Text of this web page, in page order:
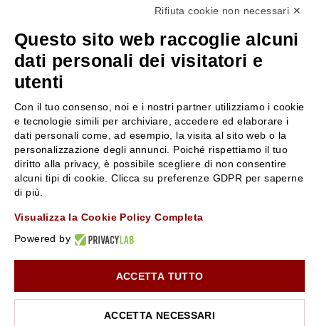
servizioclienti@rossiprofumi.it
SERVIZIO CLIENTI
Resi e rimborsi
Pagamenti
Spedizione
Condizioni generali di vendita
Privacy Policy
Chi siamo
Contattaci
Negozi
Attiva la Rossi Card
Lavora con noi
10% di Sconto sul primo ordine!*
Iscriviti alla newsletter e rimani aggiornato con le novità e
le promozioni Rossi Profumi.
*Il Buono non si applica su Articoli in Promozione
Rifiuta cookie non necessari ✕
Questo sito web raccoglie alcuni
dati personali dei visitatori e
utenti
Con il tuo consenso, noi e i nostri partner utilizziamo i cookie
e tecnologie simili per archiviare, accedere ed elaborare i
dati personali come, ad esempio, la visita al sito web o la
personalizzazione degli annunci. Poiché rispettiamo il tuo
diritto alla privacy, è possibile scegliere di non consentire
alcuni tipi di cookie. Clicca su preferenze GDPR per saperne
di più.
Visualizza la Cookie Policy Completa
Powered by
ACCETTA TUTTO
ACCETTA NECESSARI